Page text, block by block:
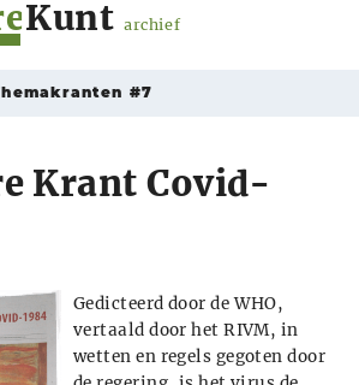
eKunt archief
#7
Krant Covid-
Gedicteerd door de WHO,
vertaald door het RIVM, in
wetten en regels gegoten door